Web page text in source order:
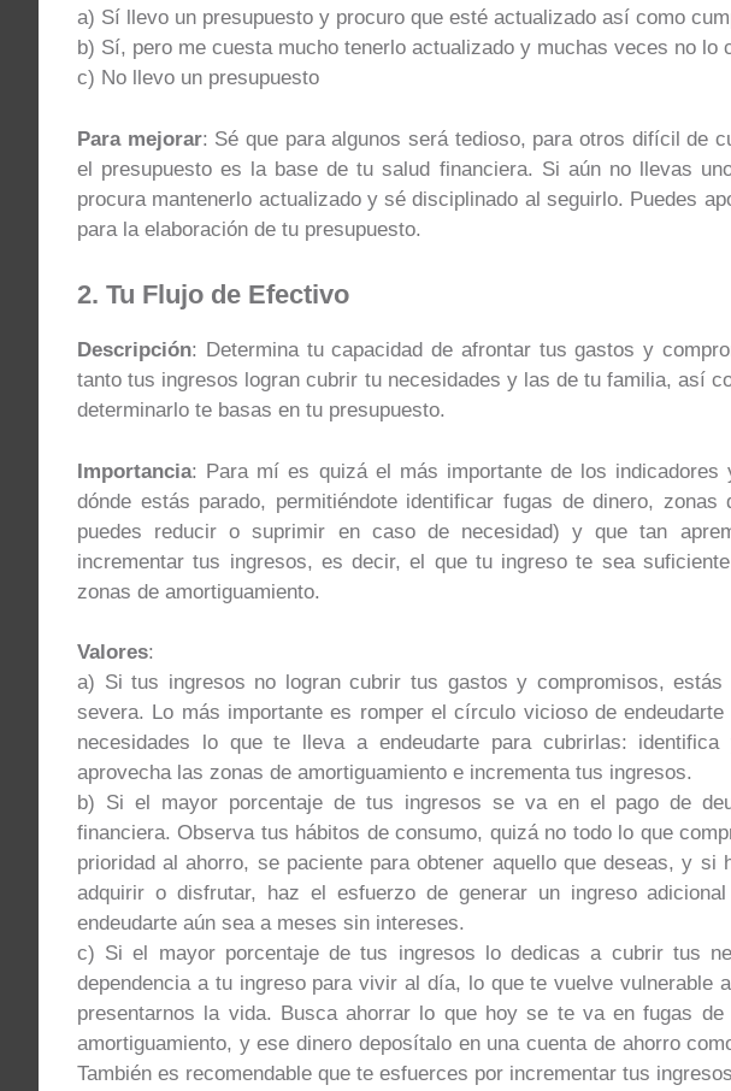
a) Sí llevo un presupuesto y procuro que esté actualizado así como
b) Sí, pero me cuesta mucho tenerlo actualizado y muchas veces no lo
c) No llevo un presupuesto
Para mejorar: Sé que para algunos será tedioso, para otros difícil de
el presupuesto es la base de tu salud financiera. Si aún no llevas
procura mantenerlo actualizado y sé disciplinado al seguirlo. Puedes
para la elaboración de tu presupuesto.
2. Tu Flujo de Efectivo
Descripción: Determina tu capacidad de afrontar tus gastos y
tanto tus ingresos logran cubrir tu necesidades y las de tu familia, así
determinarlo te basas en tu presupuesto.
Importancia: Para mí es quizá el más importante de los indicadores
dónde estás parado, permitiéndote identificar fugas de dinero, zonas
puedes reducir o suprimir en caso de necesidad) y que tan
incrementar tus ingresos, es decir, el que tu ingreso te sea
zonas de amortiguamiento.
Valores:
a) Si tus ingresos no logran cubrir tus gastos y compromisos,
severa. Lo más importante es romper el círculo vicioso de
necesidades lo que te lleva a endeudarte para cubrirlas:
aprovecha las zonas de amortiguamiento e incrementa tus ingresos.
b) Si el mayor porcentaje de tus ingresos se va en el pago de
financiera. Observa tus hábitos de consumo, quizá no todo lo que
prioridad al ahorro, se paciente para obtener aquello que deseas, y si
adquirir o disfrutar, haz el esfuerzo de generar un ingreso
endeudarte aún sea a meses sin intereses.
c) Si el mayor porcentaje de tus ingresos lo dedicas a cubrir tus
dependencia a tu ingreso para vivir al día, lo que te vuelve vulnerable
presentarnos la vida. Busca ahorrar lo que hoy se te va en fugas
amortiguamiento, y ese dinero deposítalo en una cuenta de ahorro
También es recomendable que te esfuerces por incrementar tus